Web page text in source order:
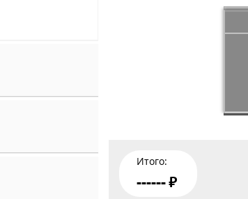
Итого:
------ руб.